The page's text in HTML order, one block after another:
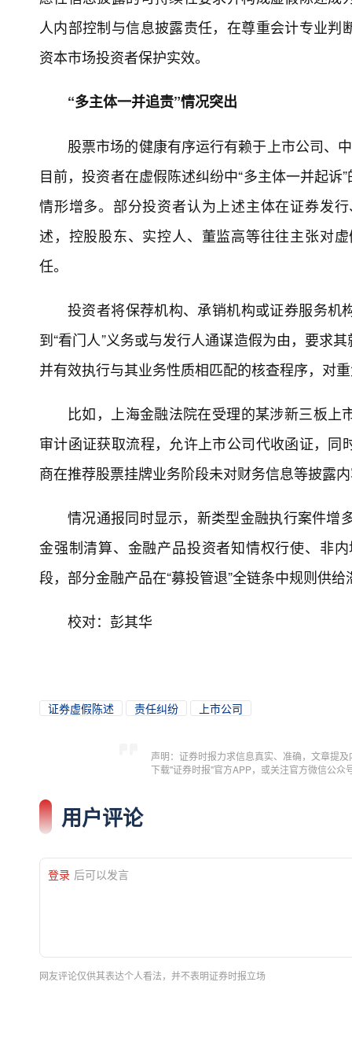
一是涉财务类信息虚假陈述仍为高发类型
入、推迟确认费用等方式虚增营业收入或利润
缴税额1100余万元，致该上市公司四年营业收入
二是部分纠纷处于财务造假与会计差错的“
上市公司多以应收账款计提坏账准备等常见会
有重大性等提出抗辩。
大变化时，是否及时履行补充披露或更正义务。
比如，在上海金融法院受理的某涉科创板上
愿性信息披露的可持续性要求并构成虚假陈述
人内部控制与信息披露责任，在尊重会计专业
资本市场投资者保护实效。
“多主体一并追责”情况突出
股票市场的健康有序运行有赖于上市公司、
情形增多。部分投资者认为上述主体在证券发
到“看门人”义务或与发行人通谋造假为由，要
审计函证获取流程，允许上市公司代收函证，
金强制清算、金融产品投资者知情权行使、非